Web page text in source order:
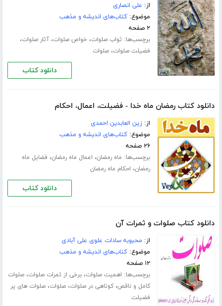
از: علی انصاری
موضوع:کتاب‌های اندیشه و مذهب
۲ صفحه
برچسب‌ها: ثواب صلوات، خواص صلوات،آثار صلوات،
فضیلت صلوات،صلوات
دانلود کتاب
دانلود کتاب رمضان ماه خدا - فضیلت، اعمال، احکام
از:زین العابدین احمدی
موضوع:کتاب‌های اندیشه و مذهب
۲۶ صفحه
برچسب‌ها: ماه رمضان، اعمال ماه رمضان، فضایل ماه
رمضان، احکام ماه رمضان
دانلود کتاب
دانلود کتاب صلوات و ثمرات آن
از: محبوبه سادات علوی علی آبادی
موضوع:کتاب‌های اندیشه و مذهب
۱۲ صفحه
برچسب‌ها: اهمیت صلوات،برخی از ثمرات صلوات،صلوات
کامل و ناقص،کوتاهی در صلوات،صلوات،صلوات های پر
فضیلت